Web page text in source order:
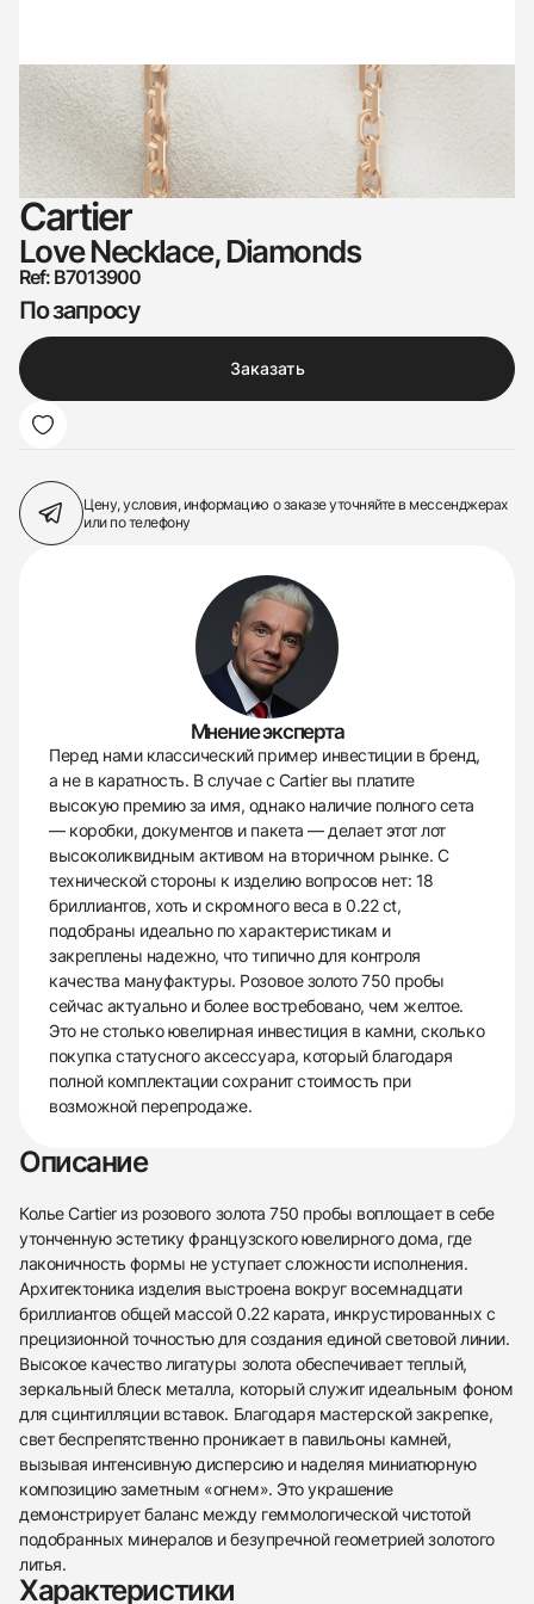
438
285
145
142
205
204
195
150
6
Cartier
Love Necklace, Diamonds
Ref: B7013900
По запросу
Заказать
Цену, условия, информацию о заказеуточняйте в мессенджерах
или по телефону
Мнение эксперта
Перед нами классический пример инвестиции в бренд,
а не в каратность. В случае с Cartier вы платите
высокую премию за имя, однако наличие полного сета
— коробки, документов и пакета — делает этот лот
высоколиквидным активом на вторичном рынке. С
технической стороны к изделию вопросов нет: 18
бриллиантов, хоть и скромного веса в 0.22 ct,
подобраны идеально по характеристикам и
закреплены надежно, что типично для контроля
качества мануфактуры. Розовое золото 750 пробы
сейчас актуально и более востребовано, чем желтое.
Это не столько ювелирная инвестиция в камни, сколько
покупка статусного аксессуара, который благодаря
полной комплектации сохранит стоимость при
возможной перепродаже.
Описание
Колье Cartier из розового золота 750 пробы воплощает в себе
утонченную эстетику французского ювелирного дома, где
лаконичность формы не уступает сложности исполнения.
Архитектоника изделия выстроена вокруг восемнадцати
бриллиантов общей массой 0.22 карата, инкрустированных с
прецизионной точностью для создания единой световой линии.
Высокое качество лигатуры золота обеспечивает теплый,
зеркальный блеск металла, который служит идеальным фоном
для сцинтилляции вставок. Благодаря мастерской закрепке,
свет беспрепятственно проникает в павильоны камней,
вызывая интенсивную дисперсию и наделяя миниатюрную
композицию заметным «огнем». Это украшение
демонстрирует баланс между геммологической чистотой
подобранных минералов и безупречной геометрией золотого
литья.
Характеристики